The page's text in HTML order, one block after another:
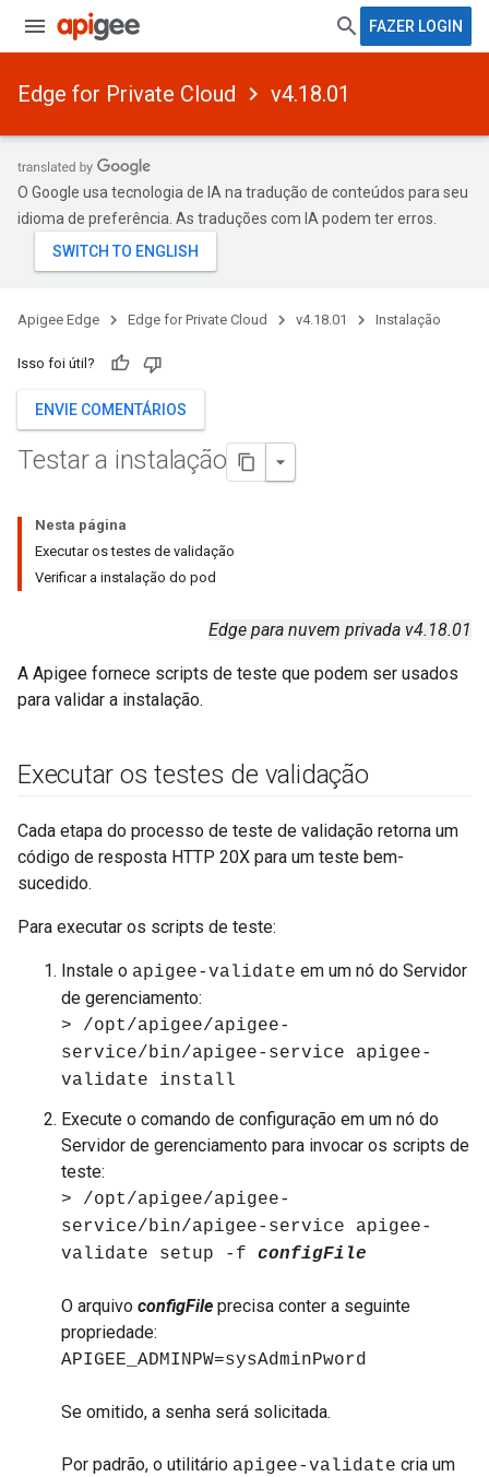
FAZER LOGIN
Edge for Private Cloud v4.18.01
O Google usa tecnologia de IA na tradução de conteúdos para seu
idioma de preferência. As traduções com IA podem ter erros.
Apigee Edge Edge for Private Cloud v4.18.01 Instalação
Isso foi útil?
ENVIE COMENTÁRIOS
Testar a instalação
Nesta página
Executar os testes de validação
Verificar a instalação do pod
Edge para nuvem privada v4.18.01
A Apigee fornece scripts de teste que podem ser usados
para validar a instalação.
Executar os testes de validação
Cada etapa do processo de teste de validação retorna um
código de resposta HTTP 20X para um teste bem-
sucedido.
Para executar os scripts de teste:
Instale o apigee-validate em um nó do Servidor
de gerenciamento:
> /opt/apigee/apigee-
service/bin/apigee-service apigee-
validate install
Execute o comando de configuração em um nó do
Servidor de gerenciamento para invocar os scripts de
teste:
> /opt/apigee/apigee-
service/bin/apigee-service apigee-
validate setup -f configFile
O arquivo configFile precisa conter a seguinte
propriedade:
APIGEE_ADMINPW=sysAdminPword
Se omitido, a senha será solicitada.
Por padrão, o utilitário apigee-validate cria um